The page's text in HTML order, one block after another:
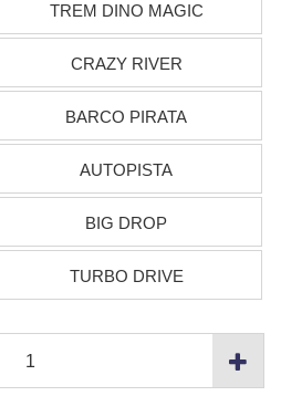
TREM DINO MAGIC
CRAZY RIVER
BARCO PIRATA
AUTOPISTA
BIG DROP
TURBO DRIVE